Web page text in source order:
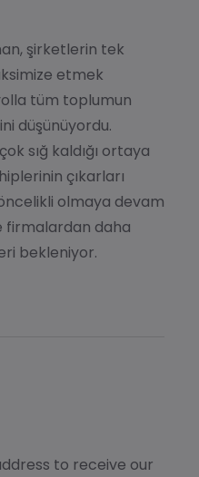
şirketlerin tek
etmek
tüm toplumun
düşünüyordu.
sığ kaldığı ortaya
çıkarları
olmaya devam
firmalardan daha
bekleniyor.
to receive our